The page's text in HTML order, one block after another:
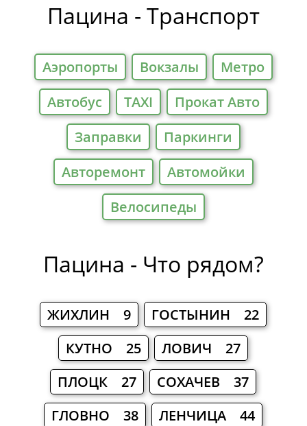
Пацина - Транспорт
Аэропорты Вокзалы
Метро
Автобус
TAXI
Прокат Авто
Заправки
Паркинги
Авторемонт
Автомойки
Велосипеды
Пацина - Что рядом?
ЖИХЛИН 9
ГОСТЫНИН 22
КУТНО 25
ЛОВИЧ 27
ПЛОЦК 27
СОХАЧЕВ 37
ГЛОВНО 38
ЛЕНЧИЦА 44